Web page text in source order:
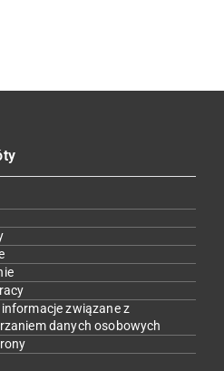
informacje związane z
danych osobowych